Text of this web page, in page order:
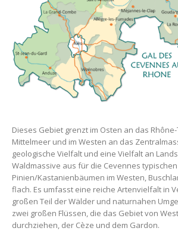
Dieses Gebiet grenzt im Osten an das
Mittelmeer und im Westen an das
geologische Vielfalt und eine Vielfalt an
Waldmassive aus für die Cevennes typischen
Pinien/Kastanienbäumen im Westen,
flach. Es umfasst eine reiche Artenvielfalt in
großen Teil der Wälder und naturnahen
zwei großen Flüssen, die das Gebiet von
durchziehen, der Cèze und dem Gardon.